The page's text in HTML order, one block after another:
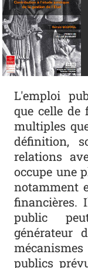
L'emploi
que celle de
multiples
définition,
relations
occupe une
notamment
financières.
public
générateur
publics